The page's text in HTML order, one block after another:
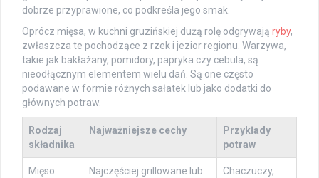
dobrze przyprawione, co podkreśla jego smak.
Oprócz mięsa, w kuchni gruzińskiej dużą rolę odgrywają ryby,
zwłaszcza te pochodzące z rzek i jezior regionu. Warzywa,
takie jak bakłażany, pomidory, papryka czy cebula, są
nieodłącznym elementem wielu dań. Są one często
podawane w formie różnych sałatek lub jako dodatki do
głównych potraw.
Rodzaj
składnika
Najważniejsze cechy
Przykłady
potraw
Mięso
Najczęściej grillowane lub
Chaczuczy,